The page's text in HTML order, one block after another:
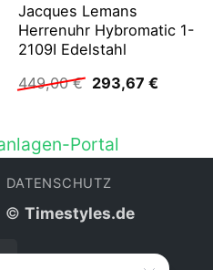
Jacques Lemans
Herrenuhr Hybromatic 1-
2109I Edelstahl
449,00€ Ursprünglicher
Preis
293,67 €
DATENSCHUTZ
© Timestyles.de